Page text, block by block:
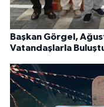
Başkan Görgel,
Vatandaşlarla